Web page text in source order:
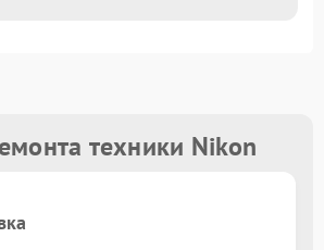
техники Nikon